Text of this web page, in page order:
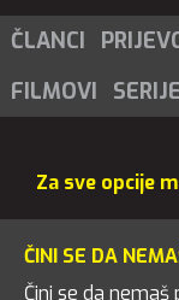
ČLANCI
FILMOVI
SERIJE
Za sve opcije
ČINI SE DA
Čini se da